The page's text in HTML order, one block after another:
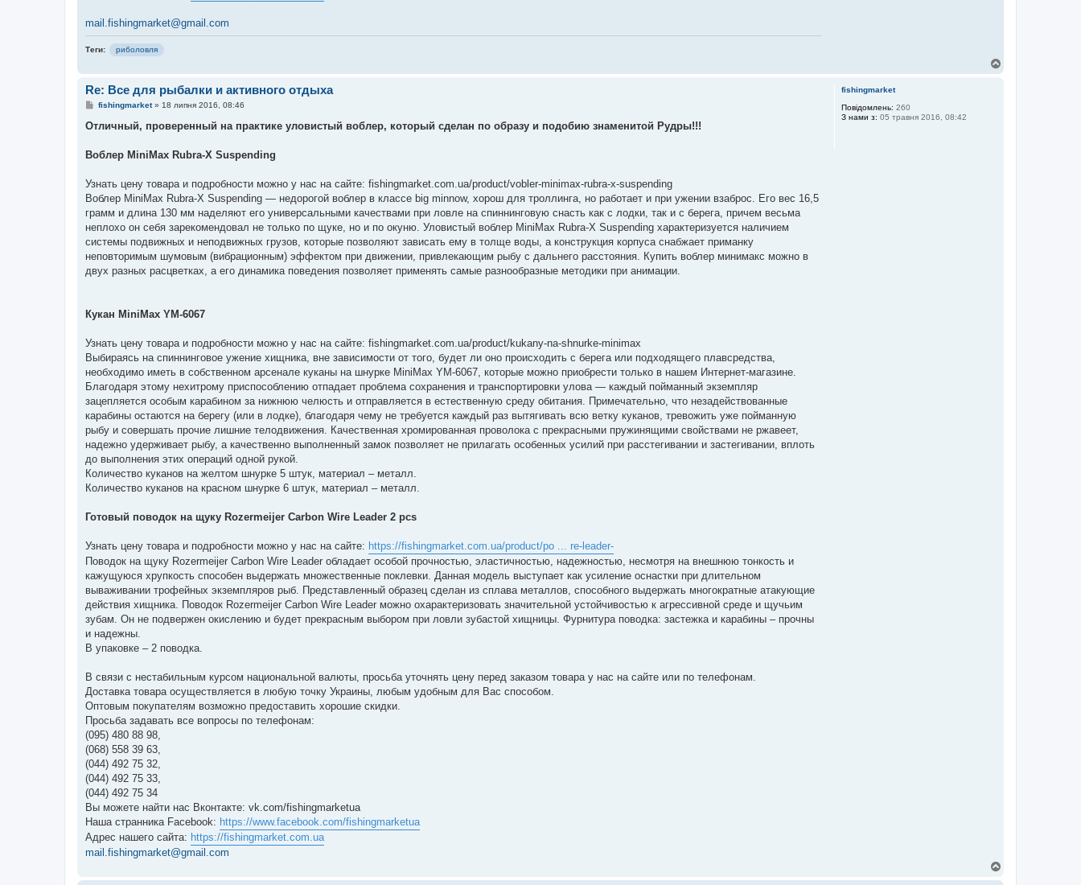
mail.fishingmarket@gmail.com
Теги: риболовля
fishingmarket
Повідомлень: 260
З нами з: 05 травня 2016, 08:42
Re: Все для рыбалки и активного отдыха
П
в
о
е
н
я
fishingmarket» 18 липня 2016, 08:46
Отличный, проверенный на практике уловистый воблер, который сделан по образу и подобию знаменитой Рудры!!!
Воблер MiniMax Rubra-X Suspending
Узнать цену товара и подробности можно у нас на сайте: fishingmarket.com.ua/product/vobler-minimax-rubra-x-suspending
Воблер MiniMax Rubra-X Suspending — недорогой воблер в классе big minnow, хорош для троллинга, но работает и при ужении взаброс. Его вес 16,5
грамм и длина 130 мм наделяют его универсальными качествами при ловле на спиннинговую снасть как с лодки, так и с берега, причем весьма
неплохо он себя зарекомендовал не только по щуке, но и по окуню. Уловистый воблер MiniMax Rubra-X Suspending характеризуется наличием
системы подвижных и неподвижных грузов, которые позволяют зависать ему в толще воды, а конструкция корпуса снабжает приманку
неповторимым шумовым (вибрационным) эффектом при движении, привлекающим рыбу с дальнего расстояния. Купить воблер минимакс можно в
двух разных расцветках, а его динамика поведения позволяет применять самые разнообразные методики при анимации.
Кукан MiniMax YM-6067
Узнать цену товара и подробности можно у нас на сайте: fishingmarket.com.ua/product/kukany-na-shnurke-minimax
Выбираясь на спиннинговое ужение хищника, вне зависимости от того, будет ли оно происходить с берега или подходящего плавсредства,
необходимо иметь в собственном арсенале куканы на шнурке MiniMax YM-6067, которые можно приобрести только в нашем Интернет-магазине.
Благодаря этому нехитрому приспособлению отпадает проблема сохранения и транспортировки улова — каждый пойманный экземпляр
зацепляется особым карабином за нижнюю челюсть и отправляется в естественную среду обитания. Примечательно, что незадействованные
карабины остаются на берегу (или в лодке), благодаря чему не требуется каждый раз вытягивать всю ветку куканов, тревожить уже пойманную
рыбу и совершать прочие лишние телодвижения. Качественная хромированная проволока с прекрасными пружинящими свойствами не ржавеет,
надежно удерживает рыбу, а качественно выполненный замок позволяет не прилагать особенных усилий при расстегивании и застегивании, вплоть
до выполнения этих операций одной рукой.
Количество куканов на желтом шнурке 5 штук, материал – металл.
Количество куканов на красном шнурке 6 штук, материал – металл.
Готовый поводок на щуку Rozermeijer Carbon Wire Leader 2 pcs
Узнать цену товара и подробности можно у нас на сайте: https://fishingmarket.com.ua/product/po ... re-leader-
Поводок на щуку Rozermeijer Carbon Wire Leader обладает особой прочностью, эластичностью, надежностью, несмотря на внешнюю тонкость и
кажущуюся хрупкость способен выдержать множественные поклевки. Данная модель выступает как усиление оснастки при длительном
вываживании трофейных экземпляров рыб. Представленный образец сделан из сплава металлов, способного выдержать многократные атакующие
действия хищника. Поводок Rozermeijer Carbon Wire Leader можно охарактеризовать значительной устойчивостью к агрессивной среде и щучьим
зубам. Он не подвержен окислению и будет прекрасным выбором при ловли зубастой хищницы. Фурнитура поводка: застежка и карабины – прочны
и надежны.
В упаковке – 2 поводка.
В связи с нестабильным курсом национальной валюты, просьба уточнять цену перед заказом товара у нас на сайте или по телефонам.
Доставка товара осуществляется в любую точку Украины, любым удобным для Вас способом.
Оптовым покупателям возможно предоставить хорошие скидки.
Просьба задавать все вопросы по телефонам:
(095) 480 88 98,
(068) 558 39 63,
(044) 492 75 32,
(044) 492 75 33,
(044) 492 75 34
Вы можете найти нас Вконтакте: vk.com/fishingmarketua
Наша странника Facebook: https://www.facebook.com/fishingmarketua
Адрес нашего сайта: https://fishingmarket.com.ua
mail.fishingmarket@gmail.com